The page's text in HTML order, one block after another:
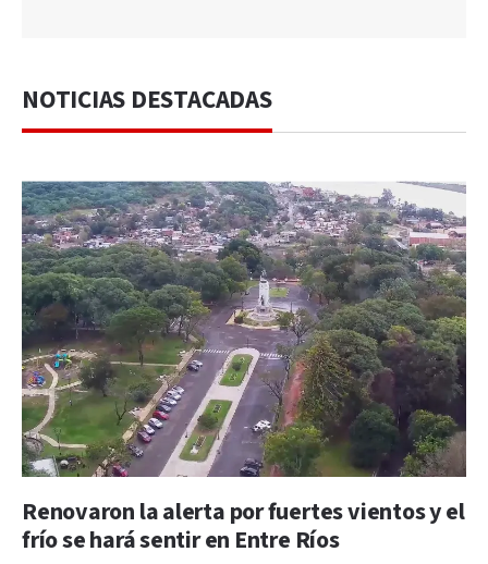
NOTICIAS DESTACADAS
Renovaron la alerta por fuertes vientos y el
frío se hará sentir en Entre Ríos